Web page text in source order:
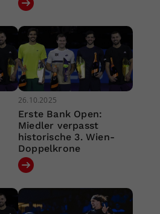
26.10.2025
Erste Bank Open:
Miedler verpasst
historische 3. Wien-
Doppelkrone